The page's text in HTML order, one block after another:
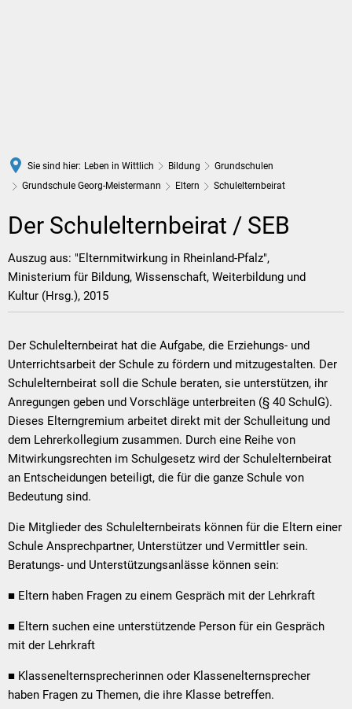
Sie sind hier: Leben in Wittlich Bildung
Grundschulen
Grundschule Georg-Meistermann
Eltern Schulelternbeirat
Schulelternbeirat
Der Schulelternbeirat / SEB
Auszug aus: "Elternmitwirkung in Rheinland-Pfalz",
Ministerium für Bildung, Wissenschaft, Weiterbildung und
Kultur (Hrsg.), 2015
Der Schulelternbeirat hat die Aufgabe, die Erziehungs- und
Unterrichtsarbeit der Schule zu fördern und mitzugestalten. Der
Schulelternbeirat soll die Schule beraten, sie unterstützen, ihr
Anregungen geben und Vorschläge unterbreiten (§ 40 SchulG).
Dieses Elterngremium arbeitet direkt mit der Schulleitung und
dem Lehrerkollegium zusammen. Durch eine Reihe von
Mitwirkungsrechten im Schulgesetz wird der Schulelternbeirat
an Entscheidungen beteiligt, die für die ganze Schule von
Bedeutung sind.
Die Mitglieder des Schulelternbeirats können für die Eltern einer
Schule Ansprechpartner, Unterstützer und Vermittler sein.
Beratungs- und Unterstützungsanlässe können sein:
■ Eltern haben Fragen zu einem Gespräch mit der Lehrkraft
■ Eltern suchen eine unterstützende Person für ein Gespräch
mit der Lehrkraft
■ Klassenelternsprecherinnen oder Klassenelternsprecher
haben Fragen zu Themen, die ihre Klasse betreffen.